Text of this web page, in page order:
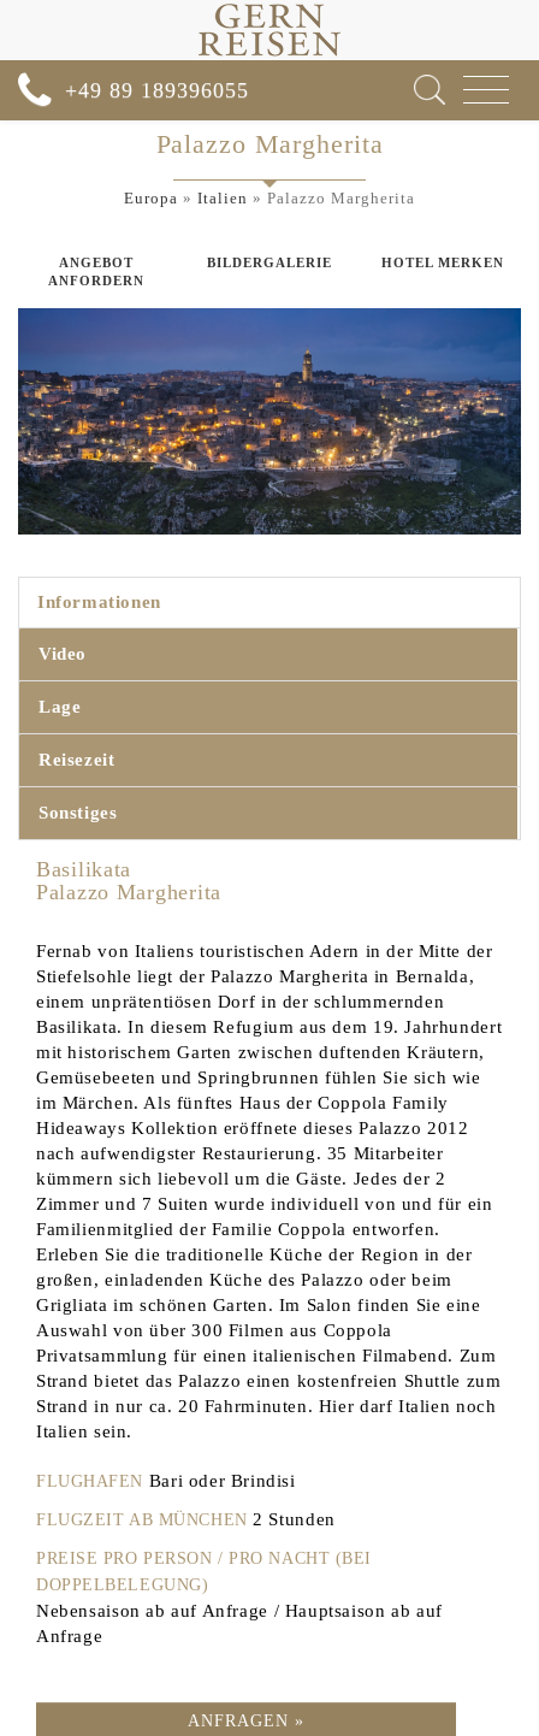
Toggle
+49 89 189396055
Palazzo Margherita
Europa » Italien » Palazzo Margherita
ANGEBOT
ANFORDERN
BILDERGALERIE HOTEL MERKEN
Informationen
Video
Lage
Reisezeit
Sonstiges
Basilikata
Palazzo Margherita
Fernab von Italiens touristischen Adern in der Mitte der
Stiefelsohle liegt der Palazzo Margherita in Bernalda,
einem unprätentiösen Dorf in der schlummernden
Basilikata. In diesem Refugium aus dem 19. Jahrhundert
mit historischem Garten zwischen duftenden Kräutern,
Gemüsebeeten und Springbrunnen fühlen Sie sich wie
im Märchen. Als fünftes Haus der Coppola Family
Hideaways Kollektion eröffnete dieses Palazzo 2012
nach aufwendigster Restaurierung. 35 Mitarbeiter
kümmern sich liebevoll um die Gäste. Jedes der 2
Zimmer und 7 Suiten wurde individuell von und für ein
Familienmitglied der Familie Coppola entworfen.
Erleben Sie die traditionelle Küche der Region in der
großen, einladenden Küche des Palazzo oder beim
Grigliata im schönen Garten. Im Salon finden Sie eine
Auswahl von über 300 Filmen aus Coppola
Privatsammlung für einen italienischen Filmabend. Zum
Strand bietet das Palazzo einen kostenfreien Shuttle zum
Strand in nur ca. 20 Fahrminuten. Hier darf Italien noch
Italien sein.
FLUGHAFEN Bari oder Brindisi
FLUGZEIT AB MÜNCHEN 2 Stunden
PREISE PRO PERSON / PRO NACHT (BEI
DOPPELBELEGUNG)
Nebensaison ab auf Anfrage / Hauptsaison ab auf
Anfrage
ANFRAGEN »